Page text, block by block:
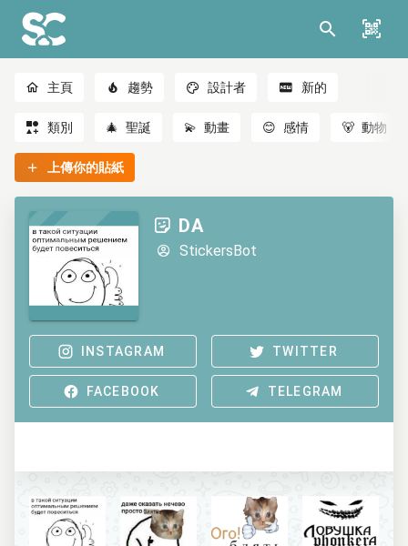
主頁 趨勢 設計者 新的
類別 🎄 聖誕 💫 動畫 😊 感情 🐻 動物
上傳你的貼紙
DA
StickersBot
INSTAGRAM TWITTER
FACEBOOK TELEGRAM